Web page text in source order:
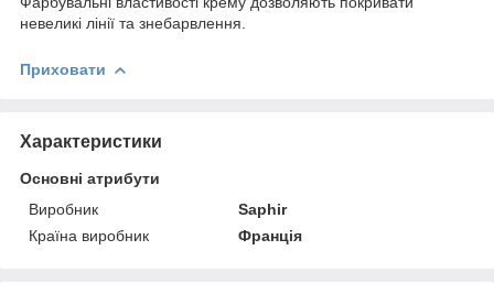
невеликі лінії та знебарвлення.
Приховати
Характеристики
Основні атрибути
Виробник
Saphir
Країна виробник
Франція